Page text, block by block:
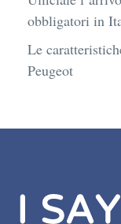
obbligatori in
Le
Peugeot